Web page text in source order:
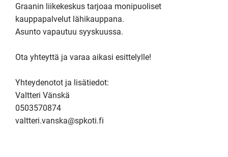
Graanin liikekeskus tarjoaa monipuoliset
kauppapalvelut lähikauppana.
Asunto vapautuu syyskuussa.
Ota yhteyttä ja varaa aikasi esittelylle!
Yhteydenotot ja lisätiedot:
Valtteri Vänskä
0503570874
valtteri.vanska@spkoti.fi